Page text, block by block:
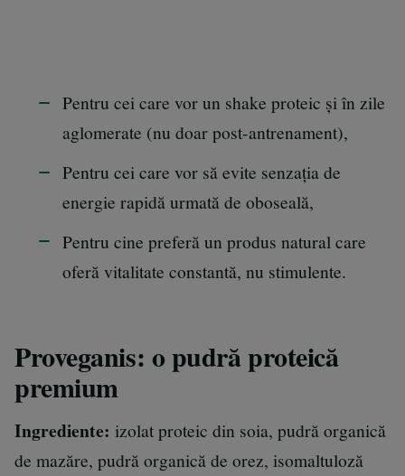
Pentru cei care vor un shake proteic și în zile
aglomerate (nu doar post-antrenament),
Pentru cei care vor să evite senzația de
energie rapidă urmată de oboseală,
Pentru cine preferă un produs natural care
oferă vitalitate constantă, nu stimulente.
Proveganis: o pudră proteică
premium
Ingrediente: izolat proteic din soia, pudră organică
de mazăre, pudră organică de orez, isomaltuloză